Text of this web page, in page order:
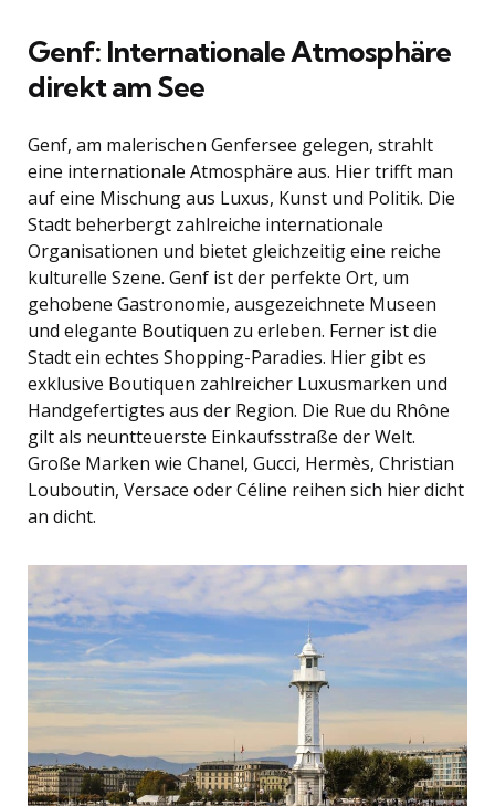
Genf: Internationale Atmosphäre
direkt am See
Genf, am malerischen Genfersee gelegen, strahlt
eine internationale Atmosphäre aus. Hier trifft man
auf eine Mischung aus Luxus, Kunst und Politik. Die
Stadt beherbergt zahlreiche internationale
Organisationen und bietet gleichzeitig eine reiche
kulturelle Szene. Genf ist der perfekte Ort, um
gehobene Gastronomie, ausgezeichnete Museen
und elegante Boutiquen zu erleben. Ferner ist die
Stadt ein echtes Shopping-Paradies. Hier gibt es
exklusive Boutiquen zahlreicher Luxusmarken und
Handgefertigtes aus der Region. Die Rue du Rhône
gilt als neuntteuerste Einkaufsstraße der Welt.
Große Marken wie Chanel, Gucci, Hermès, Christian
Louboutin, Versace oder Céline reihen sich hier dicht
an dicht.